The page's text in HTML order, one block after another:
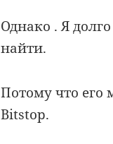
Однако . Я
найти.
Потому что его
Bitstop.